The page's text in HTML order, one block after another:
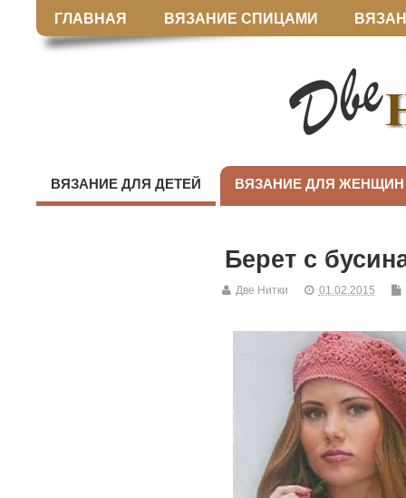
ГЛАВНАЯ ВЯЗАНИЕ СПИЦАМИ
ВЯЗАНИЕ ДЛЯ ДЕТЕЙ ВЯЗАНИЕ ДЛЯ ЖЕНЩИН
Берет с
Две Нитки 01.02.2015